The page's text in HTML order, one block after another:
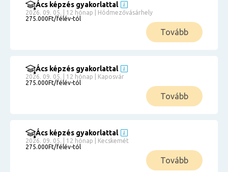
Ács képzés gyakorlattal
2026. 09. 05. | 12 hónap | Hódmezővásárhely
275.000Ft/félév-tól
Tovább
Ács képzés gyakorlattal
2026. 09. 05. | 12 hónap | Kaposvár
275.000Ft/félév-tól
Tovább
Ács képzés gyakorlattal
2026. 09. 05. | 12 hónap | Kecskemét
275.000Ft/félév-tól
Tovább